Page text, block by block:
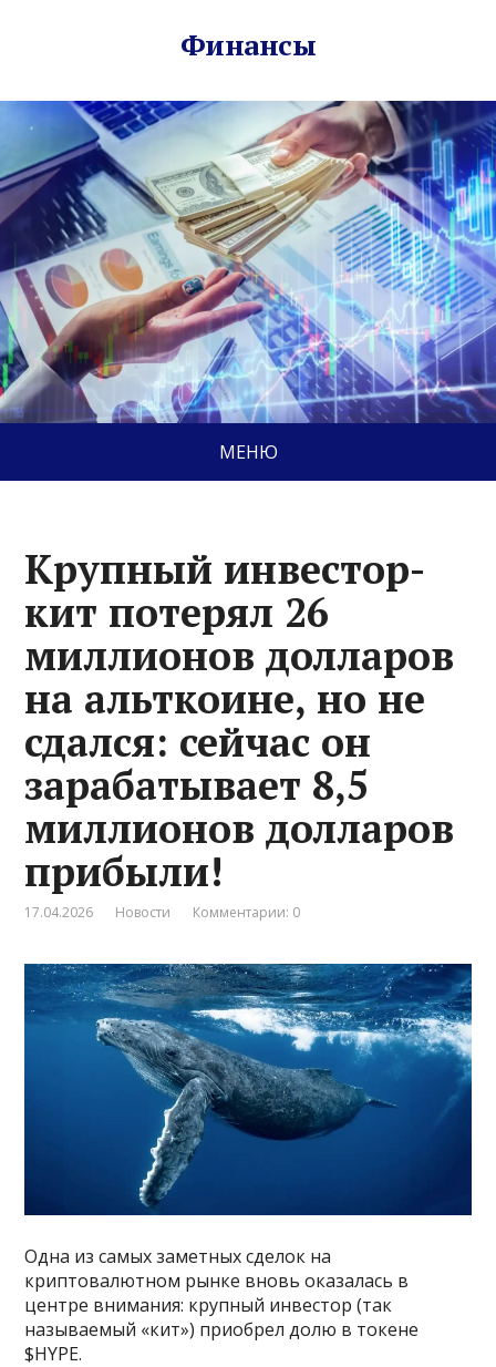
Финансы
МЕНЮ
Крупный инвестор-
кит потерял 26
миллионов долларов
на альткоине, но не
сдался: сейчас он
зарабатывает 8,5
миллионов долларов
прибыли!
17.04.2026 Новости Комментарии: 0
Одна из самых заметных сделок на
криптовалютном рынке вновь оказалась в
центре внимания: крупный инвестор (так
называемый «кит») приобрел долю в токене
$HYPE.